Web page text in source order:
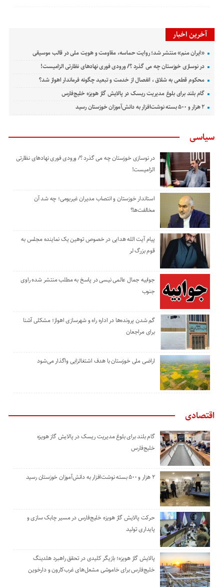
آخرین اخبار
«ایران منم» منتشر شد؛ روایت حماسه، مقاومت و هویت ملی در قالب موسیقی
در نوسازی خوزستان چه می گذرد ؟/ ورودی فوری نهادهای نظارتی الزامیست!
محکوم قطعی به شلاق ، انفصال از خدمت و تبعید چگونه فرماندار اهواز شد؟
گام بلند برای بلوغ مدیریت ریسک در پالایش گاز هویزه خلیج‌فارس
۲ هزار و ۵۰۰ بسته نوشت‌افزار به دانش‌آموزان خوزستان رسید
سیاسی
در نوسازی خوزستان چه می گذرد ؟/ ورودی فوری نهادهای نظارتی
الزامیست!
استاندار خوزستان و انتصاب مدیران غیربومی؛ چه شد آن
مخالفت‌ها؟
پیام آیت الله هدایی در خصوص توهین یک نماینده مجلس به
قوم بزرگ لر
جوابیه جمال عالمی نیسی در پاسخ به مطلب منتشر شده راوی
جنوب
گم شدن پرونده‌ها در اداره راه و شهرسازی اهواز؛ مشکلی آشنا
برای مراجعان
اراضی ملی خوزستان با هدف اشتغالزایی واگذار می‌شود
اقتصادی
گام بلند برای بلوغ مدیریت ریسک در پالایش گاز هویزه
خلیج‌فارس
۲ هزار و ۵۰۰ بسته نوشت‌افزار به دانش‌آموزان خوزستان رسید
حرکت پالایش گاز هویزه خلیج‌فارس در مسیر چابک سازی و
پایداری تولید
پالایش گاز هویزه؛ بازیگر کلیدی در تحقق راهبرد هلدینگ
خلیج‌فارس برای خاموشی مشعل‌های غرب‌کارون و دارخوین